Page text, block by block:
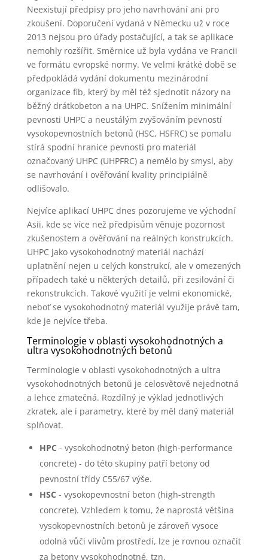
Neexistují předpisy pro jeho navrhování ani pro
zkoušení. Doporučení vydaná v Německu už v roce
2013 nejsou pro úřady postačující, a tak se aplikace
nemohly rozšířit. Směrnice už byla vydána ve Francii
ve formátu evropské normy. Ve velmi krátké době se
předpokládá vydání dokumentu mezinárodní
organizace fib, který by měl též sjednotit názory na
běžný drátkobeton a na UHPC. Snížením minimální
pevnosti UHPC a neustálým zvyšováním pevností
vysokopevnostních betonů (HSC, HSFRC) se pomalu
stírá spodní hranice pevnosti pro materiál
označovaný UHPC (UHPFRC) a nemělo by smysl, aby
se navrhování i ověřování kvality principiálně
odlišovalo.
Nejvíce aplikací UHPC dnes pozorujeme ve východní
Asii, kde se více než předpisům věnuje pozornost
zkušenostem a ověřování na reálných konstrukcích.
UHPC jako vysokohodnotný materiál nachází
uplatnění nejen u celých konstrukcí, ale v omezených
případech také u některých detailů, při zesilování či
rekonstrukcích. Takové využití je velmi ekonomické,
neboť se vysokohodnotný materiál využije právě tam,
kde je nejvíce třeba.
Terminologie v oblasti vysokohodnotných a
ultra vysokohodnotných betonů
Terminologie v oblasti vysokohodnotných a ultra
vysokohodnotných betonů je celosvětově nejednotná
a lehce zmatečná. Rozdílný je výklad jednotlivých
zkratek, ale i parametry, které by měl daný materiál
splňovat.
HPC - vysokohodnotný beton (high-performance
concrete) - do této skupiny patří betony od
pevnostní třídy C55/67 výše.
HSC - vysokopevnostní beton (high-strength
concrete). Vzhledem k tomu, že naprostá většina
vysokopevnostních betonů je zároveň vysoce
odolná vůči vlivům prostředí, lze je rovnou označit
za betony vysokohodnotné, tzn.